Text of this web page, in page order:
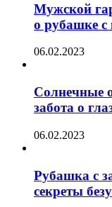
Мужской
о рубашке
06.02.2023
Солнечные
забота о
06.02.2023
Рубашка с
секреты